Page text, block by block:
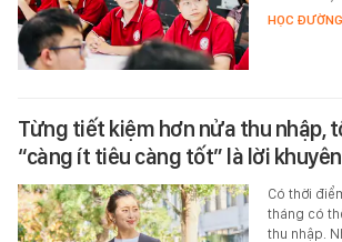
HỌC ĐƯỜNG
Từng tiết kiệm hơn nửa thu nhập,
“càng ít tiêu càng tốt” là lời
Có thời
tháng có
thu nhập.